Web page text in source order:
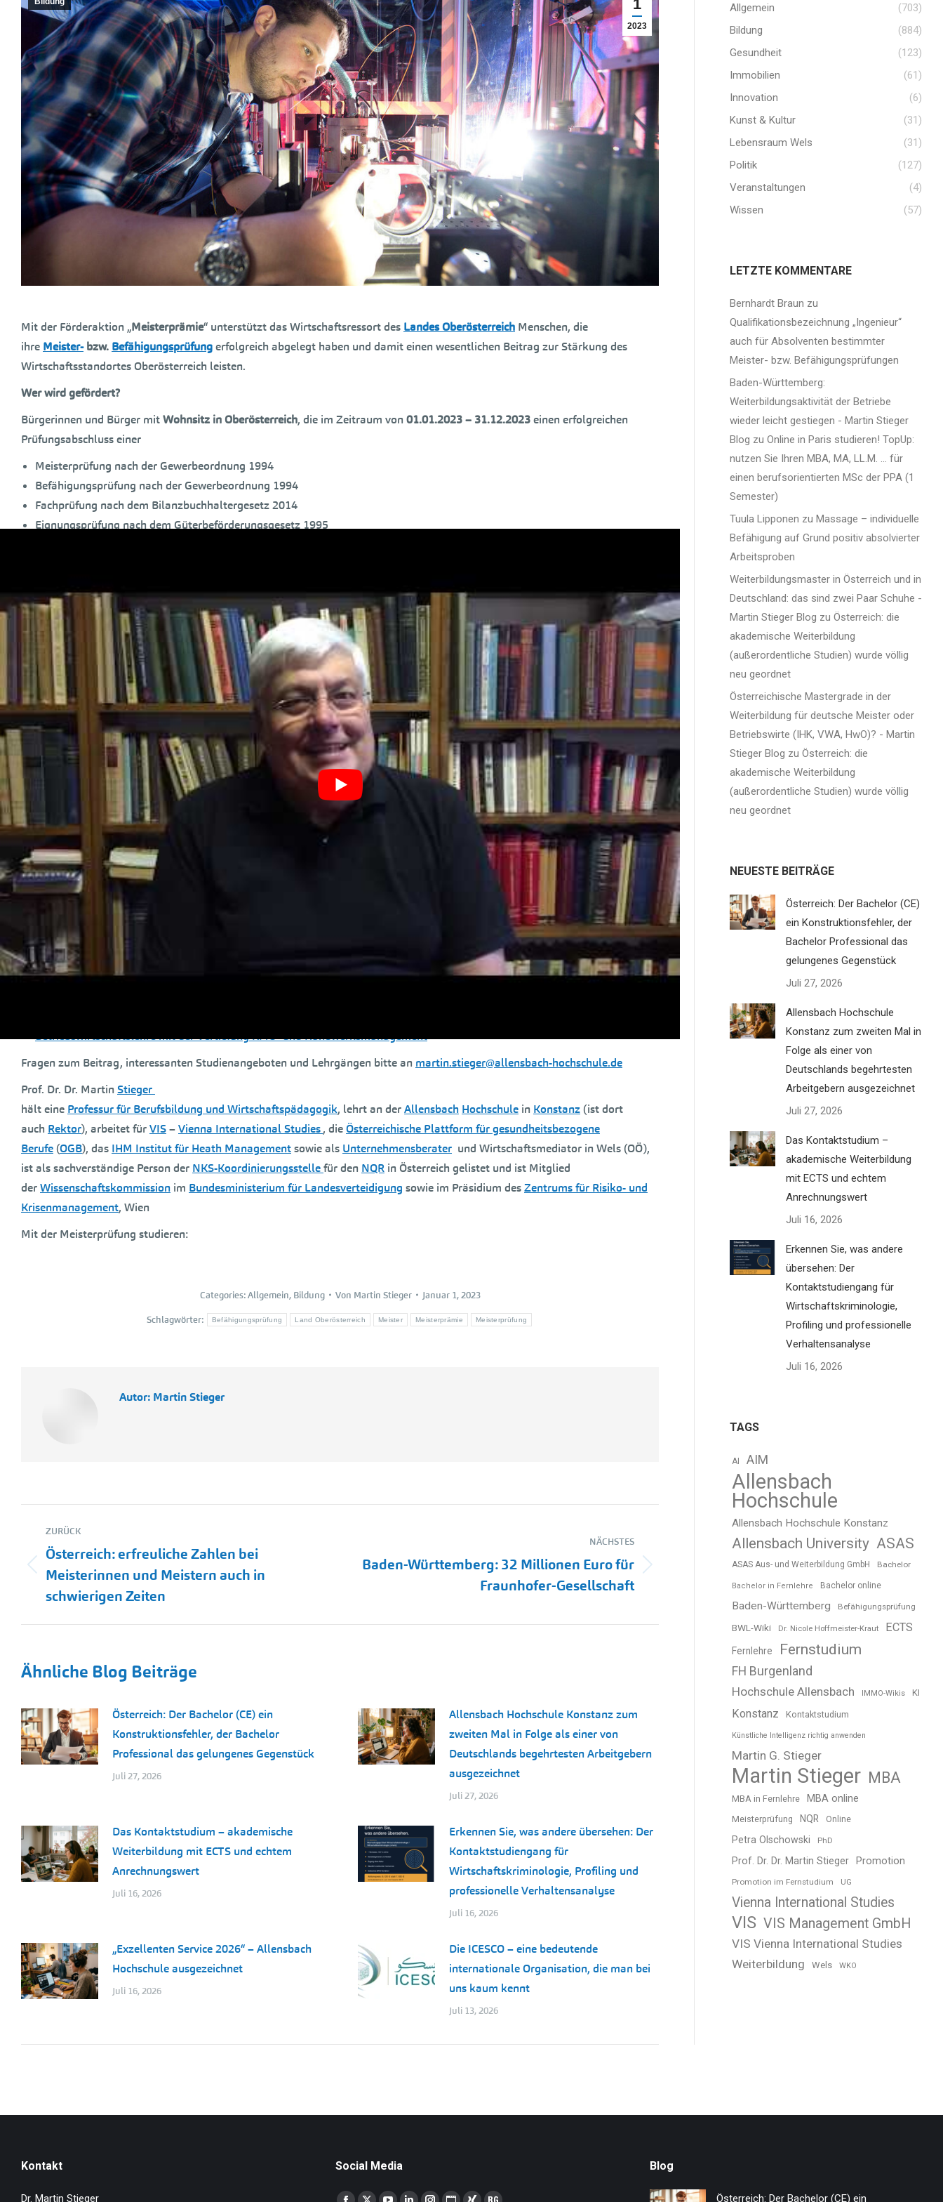
1
2023
Mit der Förderaktion „Meisterprämie“ unterstützt das Wirtschaftsressort des Landes Oberösterreich Menschen, die
ihre Meister-bzw. Befähigungsprüfungerfolgreich abgelegt haben und damit einen wesentlichen Beitrag zur Stärkung des
Wirtschaftsstandortes Oberösterreich leisten.
Wer wird gefördert?
Bürgerinnen und Bürger mitWohnsitz in Oberösterreich, die im Zeitraum von 01.01.2023 – 31.12.2023einen erfolgreichen
Prüfungsabschluss einer
Meisterprüfung nach der Gewerbeordnung 1994
Befähigungsprüfung nach der Gewerbeordnung 1994
Fachprüfung nach dem Bilanzbuchhaltergesetz 2014
Eignungsprüfung nach dem Güterbeförderungsgesetz 1995
Ausgenommen von der Förderung sind z.B. AbsolventInnen von Werksmeisterschulen oder GetränkebetriebsmeisterInnen, sowie
Land- und ForstwirtschaftsmeisterInnen.
Die Prüfungsteile können auch in einem anderen Bundesland abgelegt worden sein.
Wie wird gefördert?
DiePrämie beträgt 1.000 Euro und kann pro Person einmalig über den gesamten Zeitraum der Förderaktion (seit 2020) in
Anspruch genommen werden.
Abwicklung / Antragstellung
Der beiliegende Antrag ist auszufüllen und samt Beilagen (Meldezettel nicht älter als drei Monate, Kopie des Gesamt-
Prüfungszertifikates) zu übermitteln.
Der Antrag ist spätestens drei Monate nach dem Ausstellungsdatum des Gesamtprüfungszeugnisses einzubringen.
Die Prämie wird ausschließlich für die
und nicht für Teilprüfungen wie z.B. einzelne Module,
Unternehmerprüfung oder Lehrlingsausbilderprüfung gewährt.
Formular
Meisterprämie
(LWLD-Wi/E-86)
Richtlinie
Allenfalls auch interessant für Sie:
Betriebswirtschaftslehre mit der Vertiefung KMU- und Handwerksmanagement
Fragen zum Beitrag, interessanten Studienangeboten und Lehrgängen bitte an martin.stieger@allensbach-hochschule.de
Prof. Dr. Dr. Martin Stieger
hält eine Professur für Berufsbildung und Wirtschaftspädagogik, lehrt an derAllensbach Hochschule in Konstanz (ist dort
auch Rektor), arbeitet fürVIS–Vienna International Studies, dieÖsterreichische Plattform für gesundheitsbezogene
Berufe (OGB), das IHM Institut für Heath Managementsowie als Unternehmensberater und Wirtschaftsmediator in Wels (OÖ),
ist als sachverständige Person der NKS-Koordinierungsstellefür den NQR in Österreich gelistet und ist Mitglied
derWissenschaftskommission im Bundesministerium für Landesverteidigung sowie im Präsidium desZentrums für Risiko- und
Krisenmanagement, Wien
Mit der Meisterprüfung studieren:
Categories:Allgemein, Bildung Von Martin Stieger Januar 1, 2023
Schlagwörter: Befähigungsprüfung Land Oberösterreich Meister Meisterprämie Meisterprüfung
Autor: Martin Stieger
Kommentarnavigation
ZURÜCK
Vorheriger
Beitrag:
Österreich: erfreuliche Zahlen bei
Meisterinnen und Meistern auch in
schwierigen Zeiten
NÄCHSTES
Nächster
Baden-Württemberg: 32 Millionen Euro für
Fraunhofer-Gesellschaft
Ähnliche Blog Beiträge
Österreich: Der Bachelor (CE) ein
Konstruktionsfehler, der Bachelor
Professional das gelungenes Gegenstück
Juli 27, 2026
Allensbach Hochschule Konstanz zum
zweiten Mal in Folge als einer von
Deutschlands begehrtesten Arbeitgebern
ausgezeichnet
Juli 27, 2026
Das Kontaktstudium – akademische
Weiterbildung mit ECTS und echtem
Anrechnungswert
Juli 16, 2026
Erkennen Sie, was andere übersehen: Der
Kontaktstudiengang für
Wirtschaftskriminologie, Profiling und
professionelle Verhaltensanalyse
Juli 16, 2026
„Exzellenten Service 2026“ – Allensbach
Hochschule ausgezeichnet
Juli 16, 2026
Die ICESCO – eine bedeutende
internationale Organisation, die man bei
uns kaum kennt
Juli 13, 2026
Allgemein
(703)
Bildung
(884)
Gesundheit
(123)
Immobilien
(61)
Innovation
(6)
Kunst & Kultur
(31)
Lebensraum Wels
(31)
Politik
(127)
Veranstaltungen
(4)
Wissen
(57)
LETZTE KOMMENTARE
Bernhardt Braun zu
Qualifikationsbezeichnung „Ingenieur“
auch für Absolventen bestimmter
Meister- bzw. Befähigungsprüfungen
Baden-Württemberg:
Weiterbildungsaktivität der Betriebe
wieder leicht gestiegen - Martin Stieger
Blog zu Online in Paris studieren! TopUp:
nutzen Sie Ihren MBA, MA, LL.M. … für
einen berufsorientierten MSc der PPA (1
Semester)
Tuula Lipponen zu Massage – individuelle
Befähigung auf Grund positiv absolvierter
Arbeitsproben
Weiterbildungsmaster in Österreich und in
Deutschland: das sind zwei Paar Schuhe -
Martin Stieger Blog zu Österreich: die
akademische Weiterbildung
(außerordentliche Studien) wurde völlig
neu geordnet
Österreichische Mastergrade in der
Weiterbildung für deutsche Meister oder
Betriebswirte (IHK, VWA, HwO)? - Martin
Stieger Blog zu Österreich: die
akademische Weiterbildung
(außerordentliche Studien) wurde völlig
neu geordnet
NEUESTE BEITRÄGE
Österreich: Der Bachelor (CE)
ein Konstruktionsfehler, der
Bachelor Professional das
gelungenes Gegenstück
Juli 27, 2026
Allensbach Hochschule
Konstanz zum zweiten Mal in
Folge als einer von
Deutschlands begehrtesten
Arbeitgebern ausgezeichnet
Juli 27, 2026
Das Kontaktstudium –
akademische Weiterbildung
mit ECTS und echtem
Anrechnungswert
Juli 16, 2026
Erkennen Sie, was andere
übersehen: Der
Kontaktstudiengang für
Wirtschaftskriminologie,
Profiling und professionelle
Verhaltensanalyse
Juli 16, 2026
TAGS
AI AIM
Allensbach
Hochschule
Allensbach Hochschule Konstanz
Allensbach University ASAS
ASAS Aus- und Weiterbildung GmbH Bachelor
Bachelor in Fernlehre Bachelor online
Baden-Württemberg Befähigungsprüfung
BWL-Wiki Dr. Nicole Hoffmeister-Kraut ECTS
Fernlehre Fernstudium
FH Burgenland
Hochschule Allensbach
IMMO-Wikis KI
Konstanz Kontaktstudium
Künstliche Intelligenz richtig anwenden
Martin G. Stieger
Martin Stieger MBA
MBA in Fernlehre MBA online
Meisterprüfung NQR Online
Petra Olschowski PhD
Prof. Dr. Dr. Martin Stieger Promotion
Promotion im Fernstudium UG
Vienna International Studies
VIS VIS Management GmbH
VIS Vienna International Studies
Weiterbildung
Wels WKO
Kontakt
Dr. Martin Stieger
Social Media
Finden Sie uns auf:
Blog
Österreich: Der Bachelor (CE) ein